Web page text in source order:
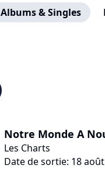
Albums & Singles
Notre Monde A
Les Charts
Date de sortie: 18